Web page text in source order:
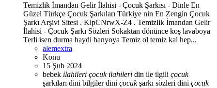
Temizlik İmandan Gelir İlahisi - Çocuk Şarkısı - Dinle En
Güzel Türkçe Çocuk Şarkıları Türkiye nin En Zengin Çocuk
Şarkı Arşivi Sitesi . KlpCNrwX-Z4 . Temizlik İmandan Gelir
İlahisi - Çocuk Şarkı Sözleri Sokaktan dönünce koş lavaboya
Terli isen durma haydi banyoya Temiz ol temiz kal hep...
alemextra
Konu
15 Şub 2024
bebek ilahileri çocuk ilahileri din ile ilgili çocuk
şarkıları dini bilgilerdini çocukşarkı sözleri dini çocuk